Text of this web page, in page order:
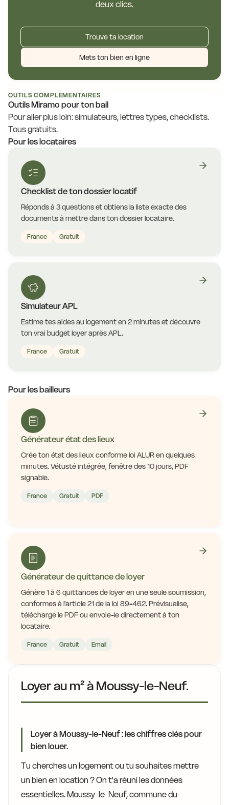
deux clics.
Trouve ta location
Mets ton bien en ligne
OUTILS COMPLÉMENTAIRES
Outils Miramo pour ton bail
Pour aller plus loin: simulateurs, lettres types, checklists.
Tous gratuits.
Pour les locataires
Checklist de ton dossier locatif
Réponds à 3 questions et obtiens la liste exacte des
documents à mettre dans ton dossier locataire.
France Gratuit
Simulateur APL
Estime tes aides au logement en 2 minutes et découvre
ton vrai budget loyer après APL.
France Gratuit
Pour les bailleurs
Générateur état des lieux
Crée ton état des lieux conforme loi ALUR en quelques
minutes. Vétusté intégrée, fenêtre des 10 jours, PDF
signable.
France Gratuit PDF
Générateur de quittance de loyer
Génère 1 à 6 quittances de loyer en une seule soumission,
conformes à l'article 21 de la loi 89-462. Prévisualise,
télécharge le PDF ou envoie-le directement à ton
locataire.
France Gratuit Email
Loyer au m² à Moussy-le-Neuf.
Loyer à Moussy-le-Neuf : les chiffres clés pour
bien louer.
Tu cherches un logement ou tu souhaites mettre
un bien en location ? On t'a réuni les données
essentielles. Moussy-le-Neuf, commune du